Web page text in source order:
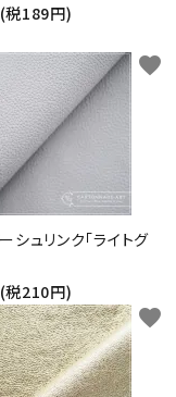
税189円)
シュリンク「ライトグ
税210円)
favorite
favorite